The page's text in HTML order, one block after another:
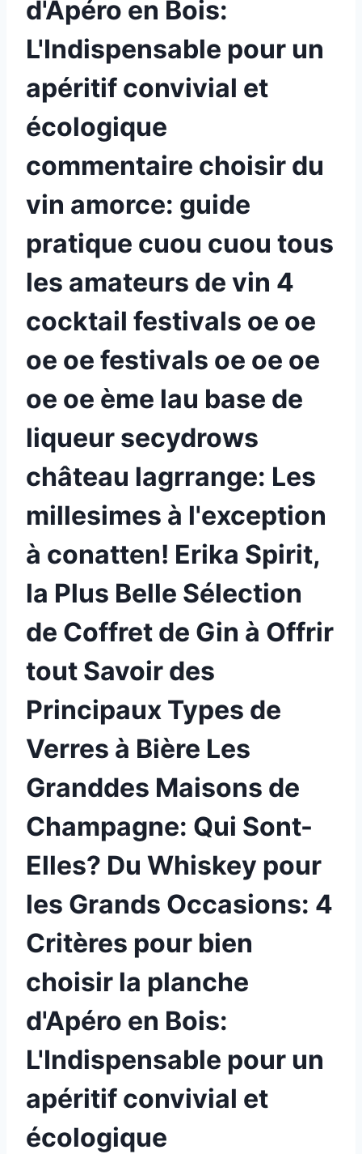
d'Apéro en Bois:
L'Indispensable pour un
apéritif convivial et
écologique
commentaire choisir du
vin amorce: guide
pratique cuou cuou tous
les amateurs de vin 4
cocktail festivals oe oe
oe oe festivals oe oe oe
oe oe ème lau base de
liqueur secydrows
château lagrrange: Les
millesimes à l'exception
à conatten! Erika Spirit,
la Plus Belle Sélection
de Coffret de Gin à Offrir
tout Savoir des
Principaux Types de
Verres à Bière Les
Granddes Maisons de
Champagne: Qui Sont-
Elles? Du Whiskey pour
les Grands Occasions: 4
Critères pour bien
choisir la planche
d'Apéro en Bois:
L'Indispensable pour un
apéritif convivial et
écologique